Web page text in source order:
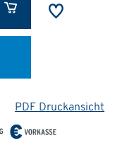
PDF Druckansicht